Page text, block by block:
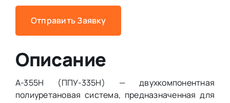
Отправить Заявку
Описание
А-355Н (ППУ-335Н) — двухкомпонентная
полиуретановая система, предназначенная для